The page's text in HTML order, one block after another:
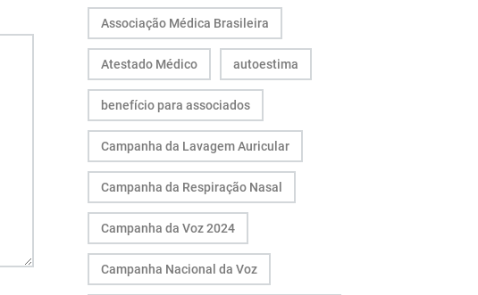
Associação Médica Brasileira
Atestado Médico autoestima
benefício para associados
Campanha da Lavagem Auricular
Campanha da Respiração Nasal
Campanha da Voz 2024
Campanha Nacional da Voz